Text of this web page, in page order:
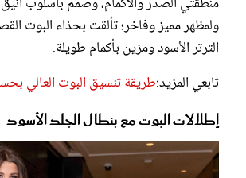
ولمظهر مميز وفاخر؛ تألقت بحذاء البوت
الترتر الأسود ومزين بأكمام طويلة.
تابعي المزيد:طريقة تنسيق البوت العالي
إطلالات البوت مع بنطال الجلد الأسود